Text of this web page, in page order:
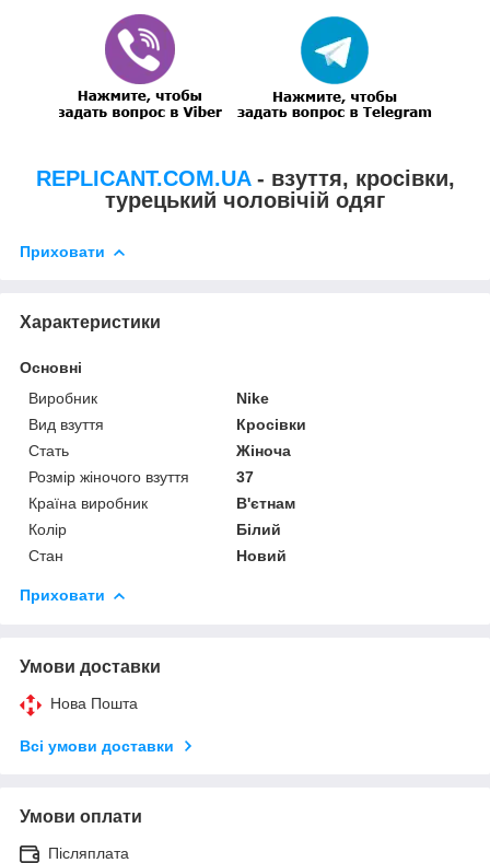
REPLICANT.COM.UA - взуття, кросівки,
турецький чоловічій одяг
Приховати
Характеристики
Основні
Виробник
Nike
Вид взуття
Кросівки
Стать
Жіноча
Розмір жіночого взуття
37
Країна виробник
В'єтнам
Колір
Білий
Стан
Новий
Приховати
Умови доставки
Нова Пошта
Всі умови доставки
Умови оплати
Післяплата